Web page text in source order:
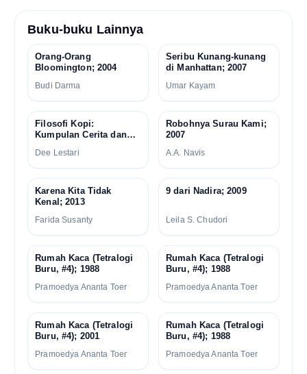
Buku-buku Lainnya
Orang-Orang
Bloomington; 2004
Budi Darma
Seribu Kunang-kunang
di Manhattan; 2007
Umar Kayam
Filosofi Kopi:
Kumpulan Cerita dan
2012
Dee Lestari
Robohnya Surau Kami;
2007
A.A. Navis
Karena Kita Tidak
Kenal; 2013
Farida Susanty
9 dari Nadira; 2009
Leila S. Chudori
Rumah Kaca (Tetralogi
Buru, #4); 1988
Pramoedya Ananta Toer
Rumah Kaca (Tetralogi
Buru, #4); 1988
Pramoedya Ananta Toer
Rumah Kaca (Tetralogi
Buru, #4); 2001
Pramoedya Ananta Toer
Rumah Kaca (Tetralogi
Buru, #4); 1988
Pramoedya Ananta Toer